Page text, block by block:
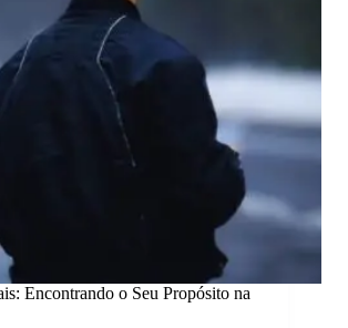
Encontrando o Seu Propósito na